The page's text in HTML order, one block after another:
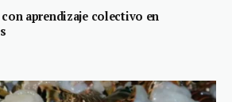
aprendizaje colectivo en